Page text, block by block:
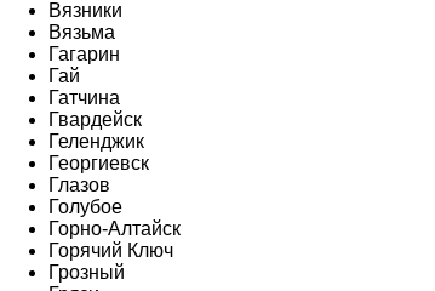
Вязники
Вязьма
Гагарин
Гай
Гатчина
Гвардейск
Геленджик
Георгиевск
Глазов
Голубое
Горно-Алтайск
Горячий Ключ
Грозный